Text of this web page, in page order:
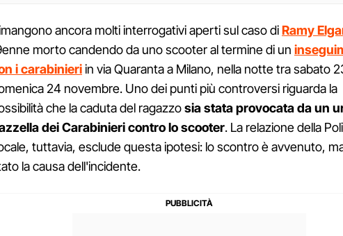
ancora molti interrogativi aperti sul caso diRamy
morto candendo da uno scooter al termine di un
i carabinieriin via Quaranta a Milano, nella notte tra sabato
24 novembre. Uno dei punti più controversi riguarda la
che la caduta del ragazzosia stata provocata da un
dei Carabinieri contro lo scooter. La relazione della
tuttavia, esclude questa ipotesi: lo scontro è avvenuto,
la causa dell'incidente.